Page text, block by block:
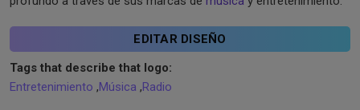
EDITAR DISEÑO
Tags that describe that logo:
Entretenimiento ,Música ,Radio